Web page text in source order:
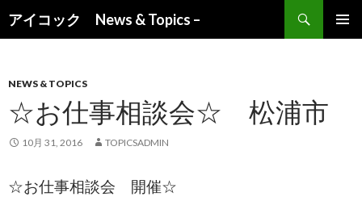
アイコック News & Topics –
NEWS & TOPICS
☆お仕事相談会☆ 松浦市
10月 31, 2016 TOPICSADMIN
☆お仕事相談会 開催☆